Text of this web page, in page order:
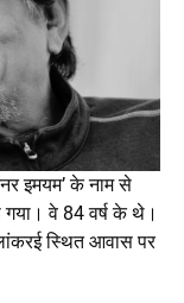
इमयम’ के नाम से
गया। वे 84 वर्ष के थे।
स्थित आवास पर